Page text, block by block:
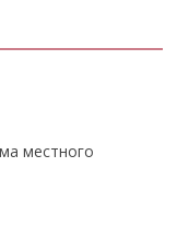
местного